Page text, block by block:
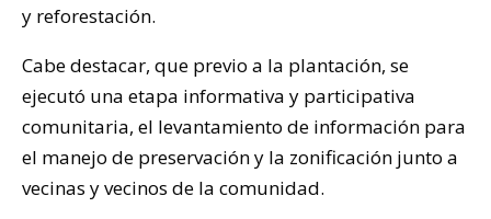
y reforestación.
Cabe destacar, que previo a la plantación, se
ejecutó una etapa informativa y participativa
comunitaria, el levantamiento de información para
el manejo de preservación y la zonificación junto a
vecinas y vecinos de la comunidad.